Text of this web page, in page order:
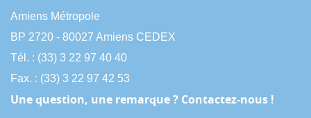
Amiens Métropole
BP 2720 - 80027 Amiens CEDEX
Tél. : (33) 3 22 97 40 40
Fax. : (33) 3 22 97 42 53
Une question, une remarque ? Contactez-nous !